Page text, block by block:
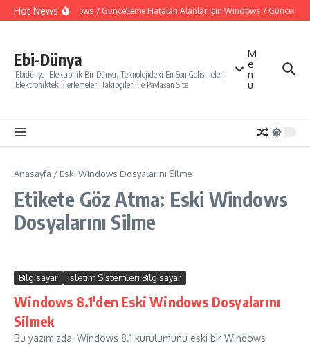
İçeriğe atla
Hot NewsWindows 7 Güncelleme Hataları Alanlar İçin Windows 7
Ebi-Dünya
Ebidünya, Elektronik Bir Dünya, Teknolojideki En Son Gelişmeleri,
Elektronikteki İlerlemeleri Takipçileri İle Paylaşan Site
M
e
n
u
Anasayfa / Eski Windows Dosyalarını Silme
Etikete Göz Atma: Eski Windows
Dosyalarını Silme
Bilgisayar Isletim Sistemleri Bilgisayar
Windows 8.1'den Eski Windows Dosyalarını
Silmek
Bu yazımızda, Windows 8.1 kurulumunu eski bir Windows